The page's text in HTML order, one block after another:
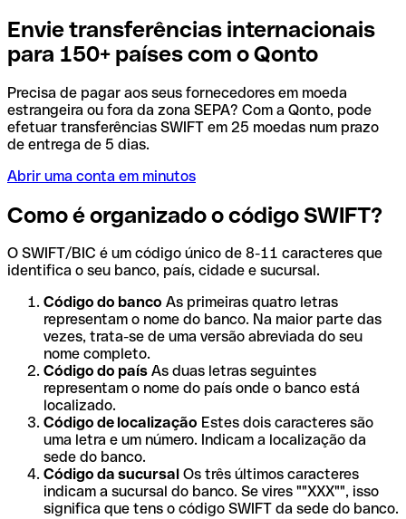
Envie transferências internacionais
para 150+ países com o Qonto
Precisa de pagar aos seus fornecedores em moeda
estrangeira ou fora da zona SEPA? Com a Qonto, pode
efetuar transferências SWIFT em 25 moedas num prazo
de entrega de 5 dias.
Abrir uma conta em minutos
Como é organizado o código SWIFT?
O SWIFT/BIC é um código único de 8-11 caracteres que
identifica o seu banco, país, cidade e sucursal.
Código do banco As primeiras quatro letras
representam o nome do banco. Na maior parte das
vezes, trata-se de uma versão abreviada do seu
nome completo.
Código do país As duas letras seguintes
representam o nome do país onde o banco está
localizado.
Código de localização Estes dois caracteres são
uma letra e um número. Indicam a localização da
sede do banco.
Código da sucursal Os três últimos caracteres
indicam a sucursal do banco. Se vires ""XXX"", isso
significa que tens o código SWIFT da sede do banco.